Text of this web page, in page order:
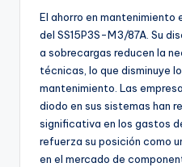
El ahorro en
del SS15P3S-M3/87A. Su
a sobrecargas reducen la
técnicas, lo que disminuye
mantenimiento. Las
diodo en sus sistemas han
significativa en los gastos
refuerza su posición como
en el mercado de